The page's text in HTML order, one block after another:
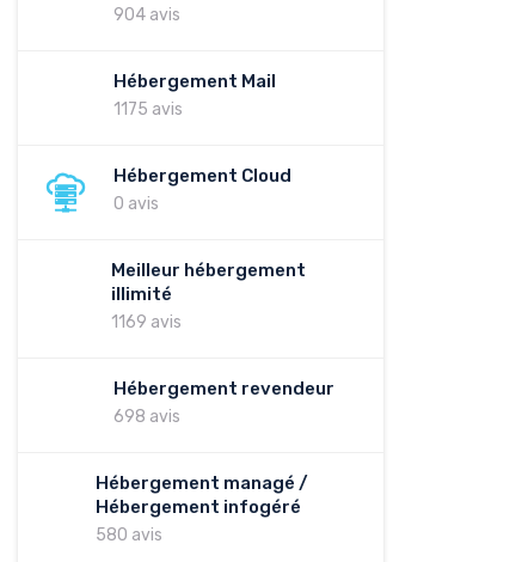
904 avis
Hébergement Mail
1175 avis
Hébergement Cloud
0 avis
Meilleur hébergement
illimité
1169 avis
Hébergement revendeur
698 avis
Hébergement managé /
Hébergement infogéré
580 avis